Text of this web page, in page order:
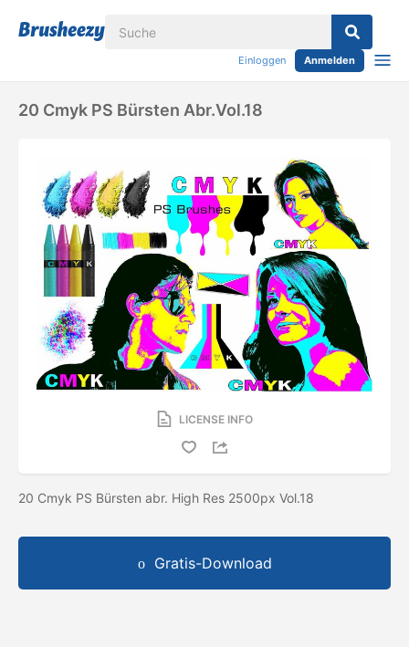
Einloggen Anmelden
20 Cmyk PS Bürsten Abr.Vol.18
LICENSE INFO
20 Cmyk PS Bürsten abr. High Res 2500px Vol.18
Gratis-Download